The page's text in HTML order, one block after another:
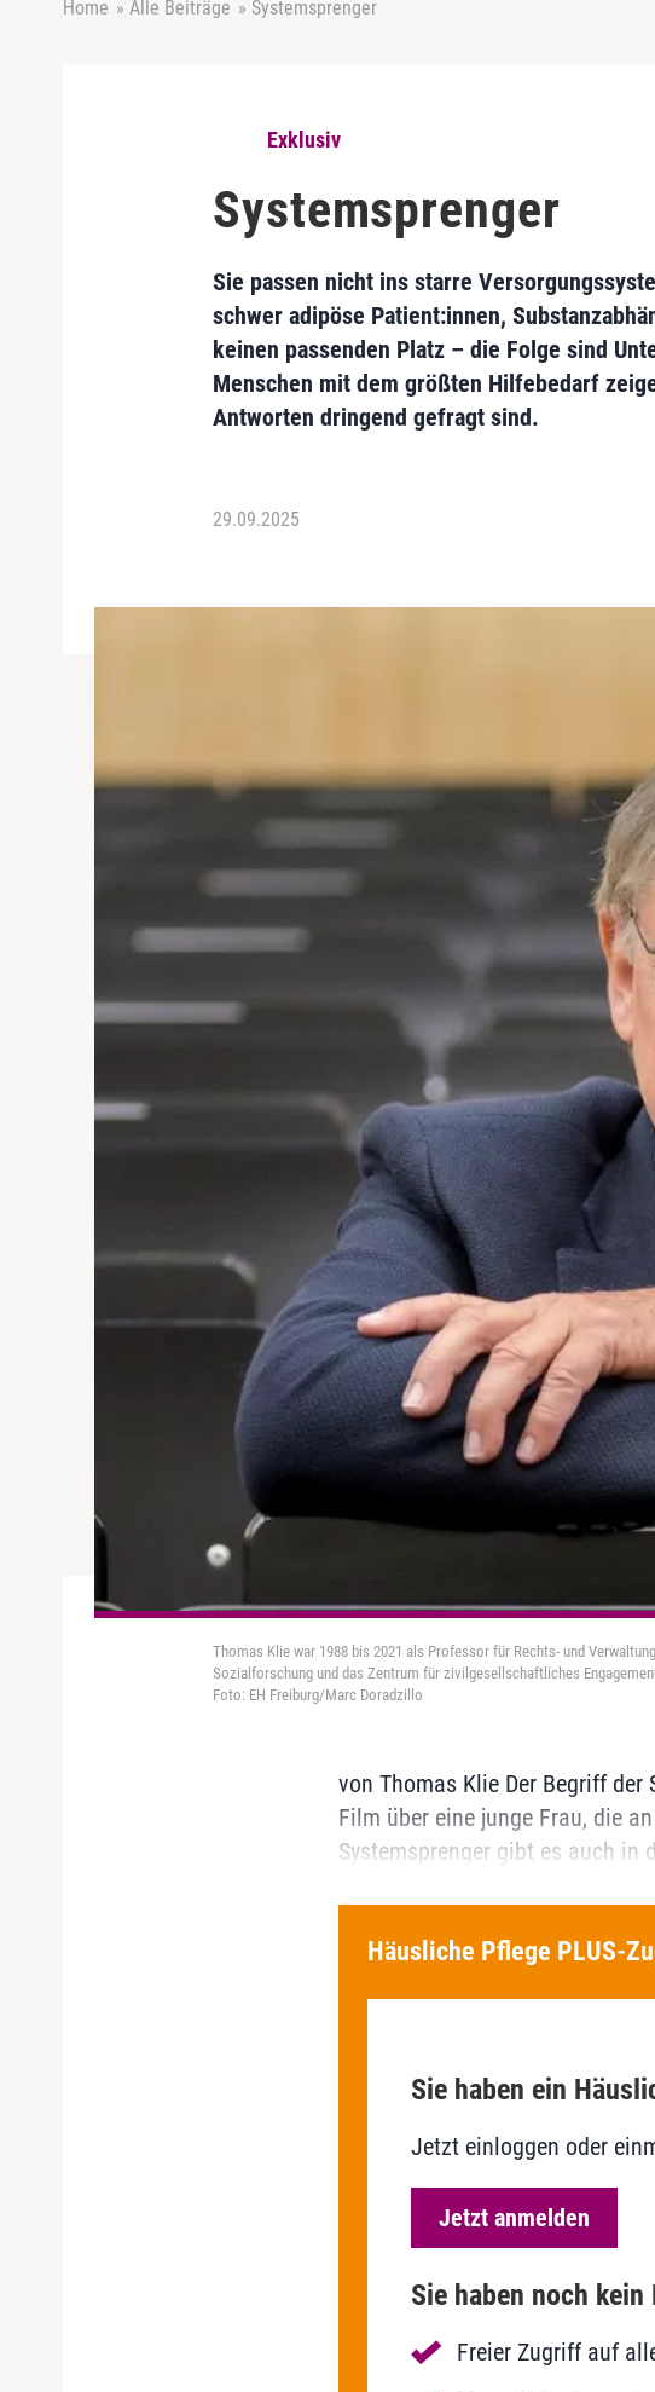
Home » Alle Beiträge » Systemsprenger
Exklusiv
Systemsprenger
Sie passen nicht ins starre
schwer adipöse Patient:innen,
keinen passenden Platz – die Folge sind
Menschen mit dem größten Hilfebedarf
Antworten dringend gefragt sind.
29.09.2025
Thomas Klie war 1988 bis 2021 als Professor für Rechts- und
Sozialforschung und das Zentrum für zivilgesellschaftliches
Foto: EH Freiburg/Marc Doradzillo
von Thomas Klie Der Begriff
Film über eine junge Frau, die
Systemsprenger gibt es auch in
Häusliche Pflege PLUS-
Sie haben ein
Jetzt einloggen oder
Jetzt anmelden
Sie haben noch
Freier Zugriff auf